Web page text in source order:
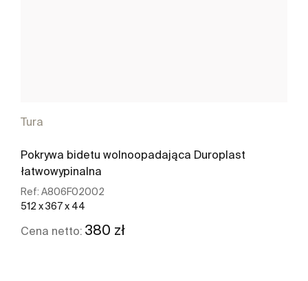
Tura
Pokrywa bidetu wolnoopadająca Duroplast
łatwowypinalna
Ref: A806F02002
512 x 367 x 44
Cena netto: 380 zł